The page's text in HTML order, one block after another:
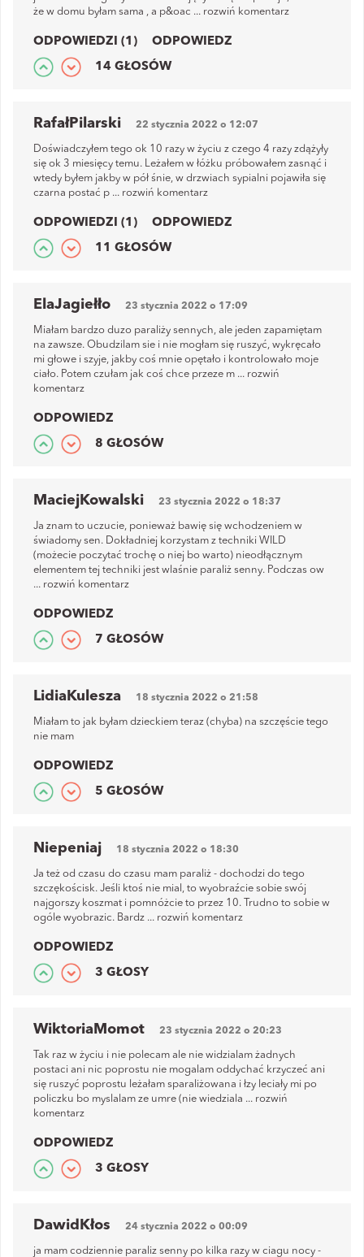
że w domu byłam sama , a p&oac ... rozwiń komentarz
ODPOWIEDZI (1) ODPOWIEDZ
14 GŁOSÓW
RafałPilarski 22 stycznia 2022 o 12:07
Doświadczyłem tego ok 10 razy w życiu z czego 4 razy zdążyły
się ok 3 miesięcy temu. Leżałem w łóżku próbowałem zasnąć i
wtedy byłem jakby w pół śnie, w drzwiach sypialni pojawiła się
czarna postać p ... rozwiń komentarz
ODPOWIEDZI (1) ODPOWIEDZ
11 GŁOSÓW
ElaJagiełło 23 stycznia 2022 o 17:09
Miałam bardzo duzo paraliży sennych, ale jeden zapamiętam
na zawsze. Obudzilam sie i nie mogłam się ruszyć, wykręcało
mi głowe i szyje, jakby coś mnie opętało i kontrolowało moje
ciało. Potem czułam jak coś chce przeze m ... rozwiń
komentarz
ODPOWIEDZ
8 GŁOSÓW
MaciejKowalski 23 stycznia 2022 o 18:37
Ja znam to uczucie, ponieważ bawię się wchodzeniem w
świadomy sen. Dokładniej korzystam z techniki WILD
(możecie poczytać trochę o niej bo warto) nieodłącznym
elementem tej techniki jest wlaśnie paraliż senny. Podczas ow
... rozwiń komentarz
ODPOWIEDZ
7 GŁOSÓW
LidiaKulesza 18 stycznia 2022 o 21:58
Miałam to jak byłam dzieckiem teraz (chyba) na szczęście tego
nie mam
ODPOWIEDZ
5 GŁOSÓW
Niepeniaj 18 stycznia 2022 o 18:30
Ja też od czasu do czasu mam paraliż - dochodzi do tego
szczękościsk. Jeśli ktoś nie mial, to wyobraźcie sobie swój
najgorszy koszmat i pomnóżcie to przez 10. Trudno to sobie w
ogóle wyobrazic. Bardz ... rozwiń komentarz
ODPOWIEDZ
3 GŁOSY
WiktoriaMomot 23 stycznia 2022 o 20:23
Tak raz w życiu i nie polecam ale nie widzialam żadnych
postaci ani nic poprostu nie mogalam oddychać krzyczeć ani
się ruszyć poprostu leżałam sparaliżowana i łzy leciały mi po
policzku bo myslalam ze umre (nie wiedziala ... rozwiń
komentarz
ODPOWIEDZ
3 GŁOSY
DawidKłos 24 stycznia 2022 o 00:09
ja mam codziennie paraliz senny po kilka razy w ciagu nocy -